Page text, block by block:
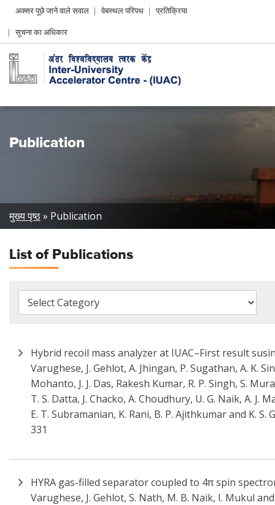
Header
menu
अक्सर पूछे जाने वाले सवाल वेबस्थल परिपथ
प्रतिक्रिया
सूचना का अधिकार
Publication
Breadcrumb
मुख्य पृष्ठ Publication
List of Publications
Hybrid recoil mass analyzer at IUAC–First result
Varughese, J. Gehlot, A. Jhingan, P. Sugathan, A. K.
Mohanto, J. J. Das, Rakesh Kumar, R. P. Singh, S.
T. S. Datta, J. Chacko, A. Choudhury, U. G. Naik, A. J.
E. T. Subramanian, K. Rani, B. P. Ajithkumar and K.
331
HYRA gas-filled separator coupled to 4π spin
Varughese, J. Gehlot, S. Nath, M. B. Naik, I. Mukul